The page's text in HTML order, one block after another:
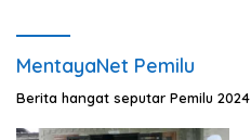
MentayaNet Pemilu
Berita hangat seputar Pemilu 2024